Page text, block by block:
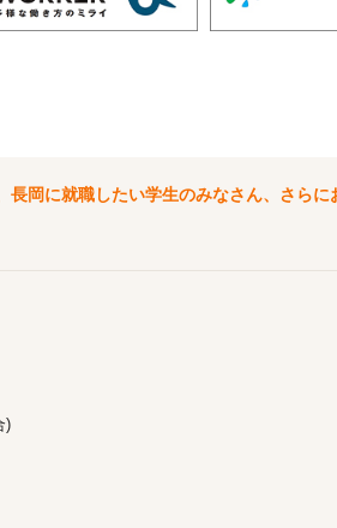
岡に就職したい学生のみなさん、さら
)